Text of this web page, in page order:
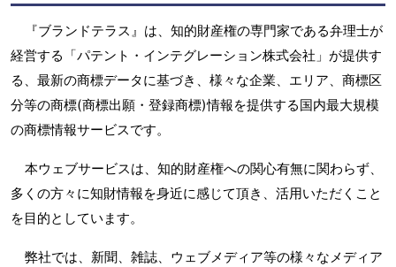
『ブランドテラス』は、知的財産権の専門家である弁理士が
経営する「パテント・インテグレーション株式会社」が提供す
る、最新の商標データに基づき、様々な企業、エリア、商標区
分等の商標(商標出願・登録商標)情報を提供する国内最大規模
の商標情報サービスです。
本ウェブサービスは、知的財産権への関心有無に関わらず、
多くの方々に知財情報を身近に感じて頂き、活用いただくこと
を目的としています。
弊社では、新聞、雑誌、ウェブメディア等の様々なメディア